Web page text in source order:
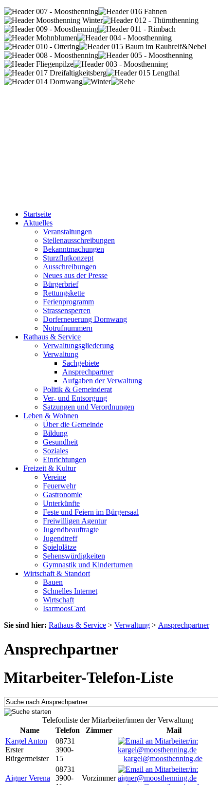
Startseite
Aktuelles
Veranstaltungen
Stellenausschreibungen
Bekanntmachungen
Sturzflutkonzept
Ausschreibungen
Neues aus der Presse
Bürgerbrief
Rettungskette
Ferienprogramm
Strassensperren
Dorferneuerung Dornwang
Notrufnummern
Rathaus & Service
Verwaltungsgliederung
Verwaltung
Sachgebiete
Ansprechpartner
Aufgaben der Verwaltung
Politik & Gemeinderat
Ver- und Entsorgung
Satzungen und Verordnungen
Leben & Wohnen
Über die Gemeinde
Bildung
Gesundheit
Soziales
Einrichtungen
Freizeit & Kultur
Vereine
Feuerwehr
Gastronomie
Unterkünfte
Feste und Feiern im Bürgersaal
Freiwilligen Agentur
Jugendbeauftragte
Jugendtreff
Spielplätze
Sehenswürdigkeiten
Gymnastik und Kinderturnen
Wirtschaft & Standort
Bauen
Schnelles Internet
Wirtschaft
IsarmoosCard
Sie sind hier: Rathaus & Service > Verwaltung > Ansprechpartner
Ansprechpartner
Mitarbeiter-Telefon-Liste
Telefonliste der Mitarbeiter/innen der Verwaltung
Name
Telefon Zimmer
Mail
Kargel Anton
Erster
Bürgermeister
08731
3900-
15
kargel@moosthenning.de
Aigner Verena
08731
3900-
Vorzimmer